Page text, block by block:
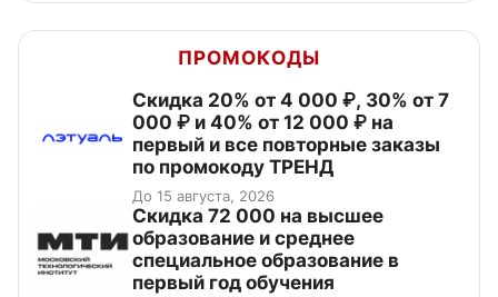
ПРОМОКОДЫ
Скидка 20% от 4 000 ₽, 30% от 7
000 ₽ и 40% от 12 000 ₽ на
первый и все повторные заказы
по промокоду ТРЕНД
До 15 августа, 2026
Скидка 72 000 на высшее
образование и среднее
специальное образование в
первый год обучения